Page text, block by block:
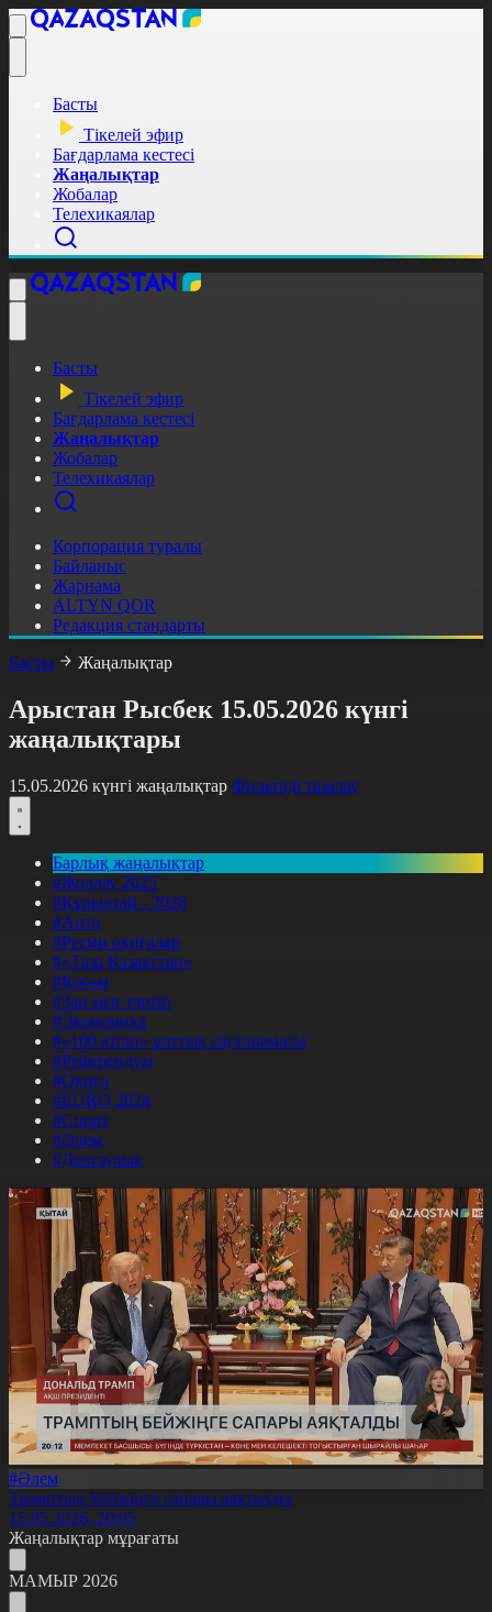
Басты
Тікелей эфир
Бағдарлама кестесі
Жаңалықтар
Жобалар
Телехикаялар
Басты
Тікелей эфир
Бағдарлама кестесі
Жаңалықтар
Жобалар
Телехикаялар
Корпорация туралы
Байланыс
Жарнама
ALTYN QOR
Редакция стандарты
Басты
Жаңалықтар
Арыстан Рысбек 15.05.2026 күнгі
жаңалықтары
15.05.2026 күнгі жаңалықтар Фильтрді тазалау
Барлық жаңалықтар
#Жолдау 2025
#Құрылтай - 2026
#Апта
#Ресми оқиғалар
#«Таза Қазақстан»
#Қоғам
#Заң мен тәртіп
#Экономика
#«100 кітап» ұлттық сауалнамасы
#Референдум
#Оқиға
#EURO 2024
#Спорт
#Әлем
#Денсаулық
#Әлем
Трамптың Бейжіңге сапары аяқталды
15.05.2026, 20:05
Жаңалықтар мұрағаты
МАМЫР 2026